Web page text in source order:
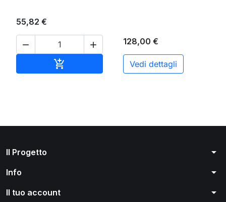
55,82 €
 
 Aggiungi al carrello
128,00 €
Vedi dettagli
Il Progetto arrow_drop_down
Info arrow_drop_down
Il tuo account arrow_drop_down